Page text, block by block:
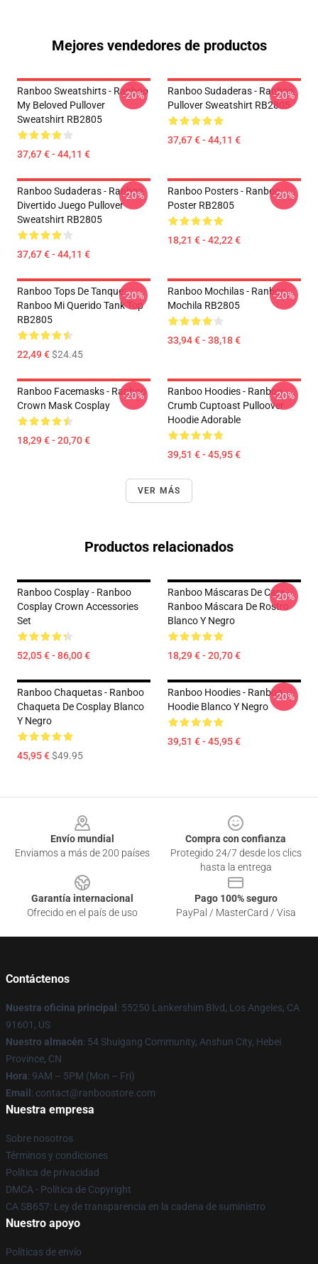
Mejores vendedores de productos
Ranboo Sweatshirts - Ranboo
My Beloved Pullover
Sweatshirt RB2805
37,67 € - 44,11 €
-20%
Ranboo Sudaderas - Ranboo
Pullover Sweatshirt RB2805
37,67 € - 44,11 €
-20%
Ranboo Sudaderas - Ranboo
Divertido Juego Pullover
Sweatshirt RB2805
37,67 € - 44,11 €
-20%
Ranboo Posters - Ranboo
Poster RB2805
18,21 € - 42,22 €
-20%
Ranboo Tops De Tanque -
Ranboo Mi Querido Tank Top
RB2805
22,49 €$24.45
-20%
Ranboo Mochilas - Ranboo
Mochila RB2805
33,94 € - 38,18 €
-20%
Ranboo Facemasks - Ranboo
Crown Mask Cosplay
18,29 € - 20,70 €
-20%
Ranboo Hoodies - Ranboo
Crumb Cuptoast Pulloover
Hoodie Adorable
39,51 € - 45,95 €
-20%
VER MÁS
Productos relacionados
Ranboo Cosplay - Ranboo
Cosplay Crown Accessories
Set
52,05 € - 86,00 €
Ranboo Máscaras De Cara -
Ranboo Máscara De Rostro
Blanco Y Negro
18,29 € - 20,70 €
-20%
Ranboo Chaquetas - Ranboo
Chaqueta De Cosplay Blanco
Y Negro
45,95 €$49.95
Ranboo Hoodies - Ranboo
Hoodie Blanco Y Negro
39,51 € - 45,95 €
-20%
Envío mundial
Enviamos a más de 200 países
Compra con confianza
Protegido 24/7 desde los clics
hasta la entrega
Garantía internacional
Ofrecido en el país de uso
Pago 100% seguro
PayPal / MasterCard / Visa
Contáctenos
Nuestra oficina principal : 55250 Lankershim Blvd, Los Angeles, CA
91601, US
Nuestro almacén: 54 Shuigang Community, Anshun City, Hebei
Province, CN
Hora: 9AM – 5PM (Mon – Fri)
Email : contact@ranboostore.com
Nuestra empresa
Sobre nosotros
Términos y condiciones
Política de privacidad
DMCA - Política de Copyright
CA SB657: Ley de transparencia en la cadena de suministro
Nuestro apoyo
Políticas de envío